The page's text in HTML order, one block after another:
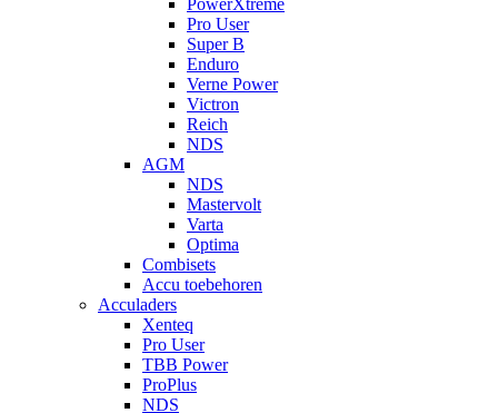
PowerXtreme
Pro User
Super B
Enduro
Verne Power
Victron
Reich
NDS
AGM
NDS
Mastervolt
Varta
Optima
Combisets
Accu toebehoren
Acculaders
Xenteq
Pro User
TBB Power
ProPlus
NDS